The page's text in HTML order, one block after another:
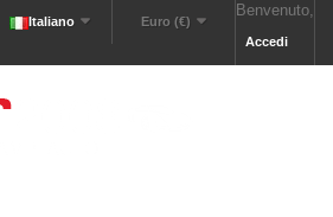
Benvenuto,
Accedi
Euro (€)
Italiano